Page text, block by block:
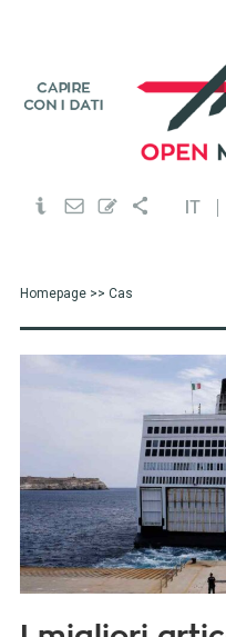
IT
Homepage>> Cas